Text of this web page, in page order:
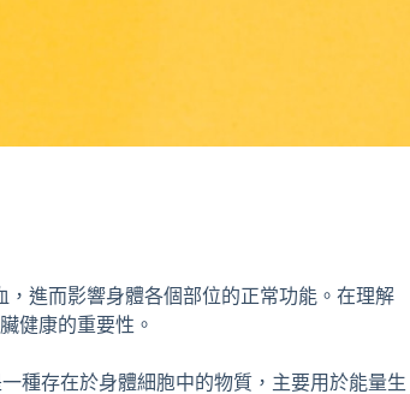
進而影響身體各個部位的正常功能。在理解
健康的重要性。
種存在於身體細胞中的物質，主要用於能量生